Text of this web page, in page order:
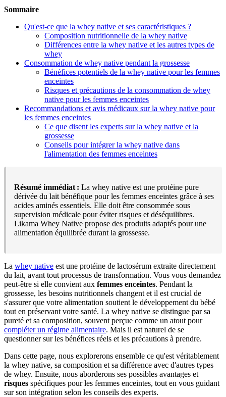
Sommaire
Qu'est-ce que la whey native et ses caractéristiques ?
Composition nutritionnelle de la whey native
Différences entre la whey native et les autres types de
whey
Consommation de whey native pendant la grossesse
Bénéfices potentiels de la whey native pour les femmes
enceintes
Risques et précautions de la consommation de whey
native pour les femmes enceintes
Recommandations et avis médicaux sur la whey native pour
les femmes enceintes
Ce que disent les experts sur la whey native et la
grossesse
Conseils pour intégrer la whey native dans
l'alimentation des femmes enceintes
Résumé immédiat : La whey native est une protéine pure
dérivée du lait bénéfique pour les femmes enceintes grâce à ses
acides aminés essentiels. Elle doit être consommée sous
supervision médicale pour éviter risques et déséquilibres.
Likama Whey Native propose des produits adaptés pour une
alimentation équilibrée durant la grossesse.
La whey native est une protéine de lactosérum extraite directement
du lait, avant tout processus de transformation. Vous vous demandez
peut-être si elle convient aux femmes enceintes. Pendant la
grossesse, les besoins nutritionnels changent et il est crucial de
s'assurer que votre alimentation soutient le développement du bébé
tout en préservant votre santé. La whey native se distingue par sa
pureté et sa composition, souvent perçue comme un atout pour
compléter un régime alimentaire. Mais il est naturel de se
questionner sur les bénéfices réels et les précautions à prendre.
Dans cette page, nous explorerons ensemble ce qu'est véritablement
la whey native, sa composition et sa différence avec d'autres types
de whey. Ensuite, nous aborderons ses possibles avantages et
risques spécifiques pour les femmes enceintes, tout en vous guidant
sur son intégration selon les conseils des experts.